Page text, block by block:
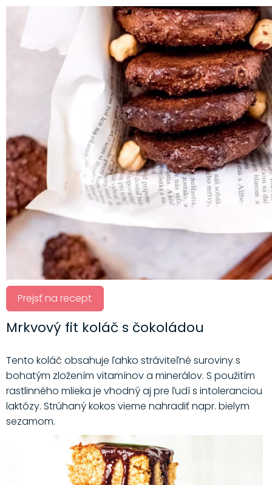
Prejsť na recept
Mrkvový fit koláč s čokoládou
Tento koláč obsahuje ľahko stráviteľné suroviny s
bohatým zložením vitamínov a minerálov. S použitím
rastlinného mlieka je vhodný aj pre ľudí s intoleranciou
laktózy. Strúhaný kokos vieme nahradiť napr. bielym
sezamom.